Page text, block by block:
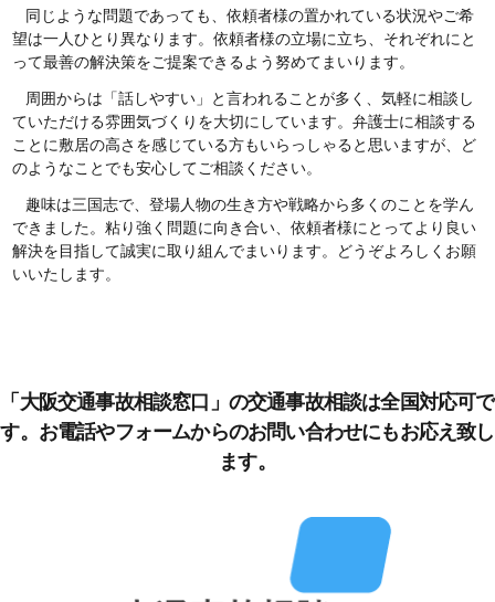
同じような問題であっても、依頼者様の置かれている状況やご希
望は一人ひとり異なります。依頼者様の立場に立ち、それぞれにと
って最善の解決策をご提案できるよう努めてまいります。
周囲からは「話しやすい」と言われることが多く、気軽に相談し
ていただける雰囲気づくりを大切にしています。弁護士に相談する
ことに敷居の高さを感じている方もいらっしゃると思いますが、ど
のようなことでも安心してご相談ください。
趣味は三国志で、登場人物の生き方や戦略から多くのことを学ん
できました。粘り強く問題に向き合い、依頼者様にとってより良い
解決を目指して誠実に取り組んでまいります。どうぞよろしくお願
いいたします。
「大阪交通事故相談窓口」の交通事故相談は全国対応可で
す。お電話やフォームからのお問い合わせにもお応え致し
ます。